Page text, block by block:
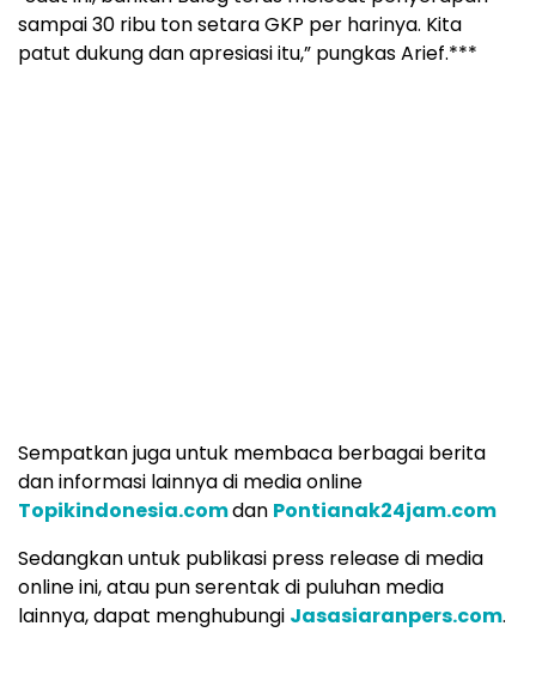
sampai 30 ribu ton setara GKP per harinya. Kita
patut dukung dan apresiasi itu,” pungkas Arief.***
Sempatkan juga untuk membaca berbagai berita
dan informasi lainnya di media online
Topikindonesia.comdan Pontianak24jam.com
Sedangkan untuk publikasi press release di media
online ini, atau pun serentak di puluhan media
lainnya, dapat menghubungi Jasasiaranpers.com.